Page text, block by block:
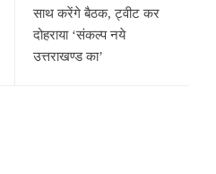
साथ करेंगे बैठक, ट्वीट कर
दोहराया ‘संकल्प नये
उत्तराखण्ड का’